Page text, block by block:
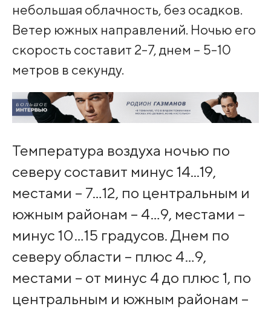
небольшая облачность, без осадков.
Ветер южных направлений. Ночью его
скорость составит 2-7, днем – 5-10
метров в секунду.
Температура воздуха ночью по
северу составит минус 14...19,
местами – 7…12, по центральным и
южным районам – 4…9, местами –
минус 10…15 градусов. Днем по
северу области – плюс 4…9,
местами – от минус 4 до плюс 1, по
центральным и южным районам –